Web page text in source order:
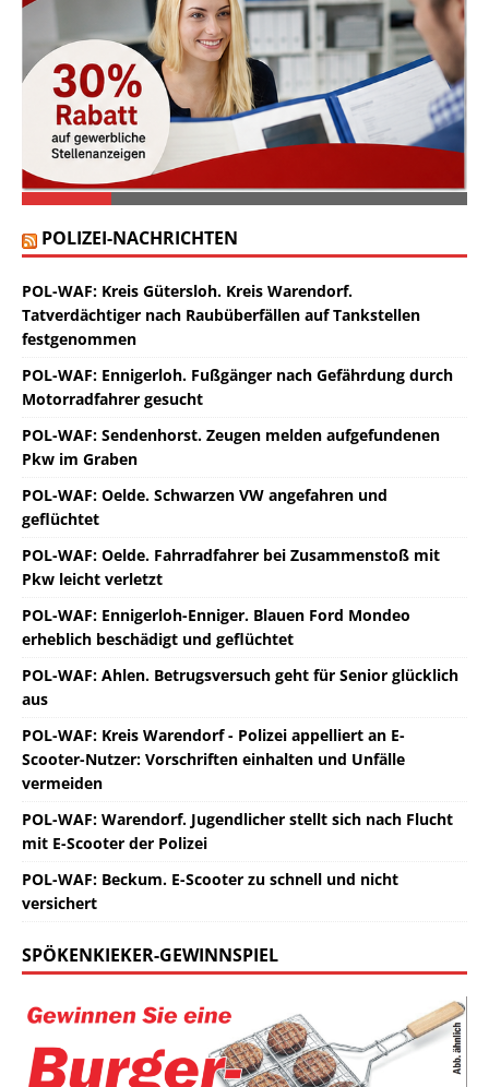
POLIZEI-NACHRICHTEN
POL-WAF: Kreis Gütersloh. Kreis Warendorf.
Tatverdächtiger nach Raubüberfällen auf Tankstellen
festgenommen
POL-WAF: Ennigerloh. Fußgänger nach Gefährdung durch
Motorradfahrer gesucht
POL-WAF: Sendenhorst. Zeugen melden aufgefundenen
Pkw im Graben
POL-WAF: Oelde. Schwarzen VW angefahren und
geflüchtet
POL-WAF: Oelde. Fahrradfahrer bei Zusammenstoß mit
Pkw leicht verletzt
POL-WAF: Ennigerloh-Enniger. Blauen Ford Mondeo
erheblich beschädigt und geflüchtet
POL-WAF: Ahlen. Betrugsversuch geht für Senior glücklich
aus
POL-WAF: Kreis Warendorf - Polizei appelliert an E-
Scooter-Nutzer: Vorschriften einhalten und Unfälle
vermeiden
POL-WAF: Warendorf. Jugendlicher stellt sich nach Flucht
mit E-Scooter der Polizei
POL-WAF: Beckum. E-Scooter zu schnell und nicht
versichert
SPÖKENKIEKER-GEWINNSPIEL